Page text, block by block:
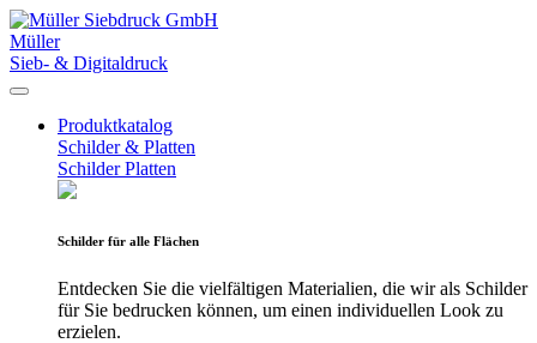
Müller
Sieb- & Digitaldruck
Produktkatalog
Schilder & Platten
SchilderPlatten
Schilder für alle Flächen
Entdecken Sie die vielfältigen Materialien, die wir als Schilder
für Sie bedrucken können, um einen individuellen Look zu
erzielen.